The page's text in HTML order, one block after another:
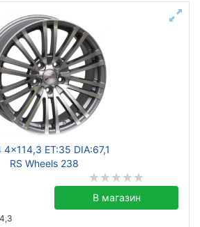
4x114,3 ET:35 DIA:67,1
RS Wheels 238
В магазин